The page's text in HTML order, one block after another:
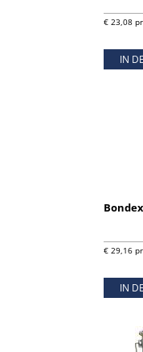
€ 23,08
IN
€ 29,16
IN